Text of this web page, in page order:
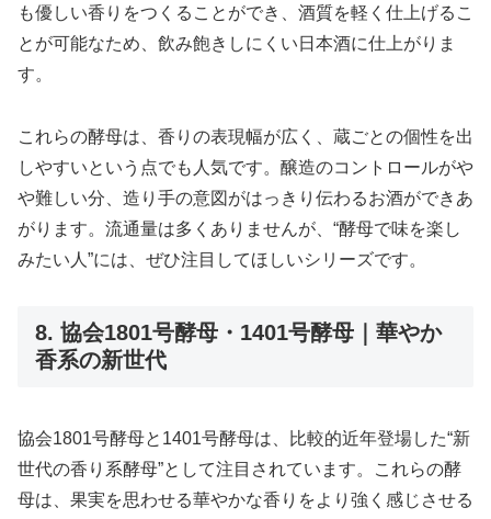
も優しい香りをつくることができ、酒質を軽く仕上げるこ
とが可能なため、飲み飽きしにくい日本酒に仕上がりま
す。
これらの酵母は、香りの表現幅が広く、蔵ごとの個性を出
しやすいという点でも人気です。醸造のコントロールがや
や難しい分、造り手の意図がはっきり伝わるお酒ができあ
がります。流通量は多くありませんが、“酵母で味を楽し
みたい人”には、ぜひ注目してほしいシリーズです。
8. 協会1801号酵母・1401号酵母｜華やか
香系の新世代
協会1801号酵母と1401号酵母は、比較的近年登場した“新
世代の香り系酵母”として注目されています。これらの酵
母は、果実を思わせる華やかな香りをより強く感じさせる